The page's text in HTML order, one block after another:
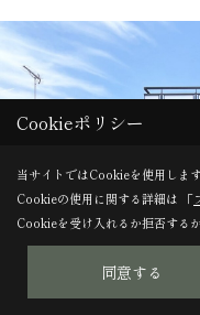
Cookieポリシー
当サイトではCookieを使用します
Cookieの使用に関する詳細は 「
Cookieを受け入れるか拒否する
同意する